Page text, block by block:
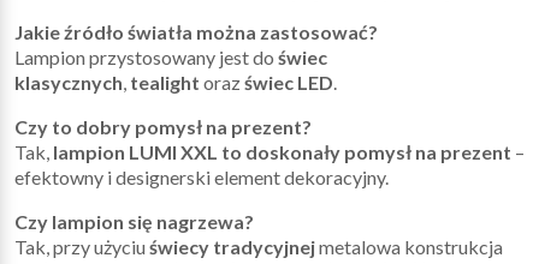
Jakie źródło światła można zastosować?
Lampion przystosowany jest do świec
klasycznych, tealight orazświec LED.
Czy to dobry pomysł na prezent?
Tak, lampion LUMI XXL to doskonały pomysł na prezent –
efektowny i designerski element dekoracyjny.
Czy lampion się nagrzewa?
Tak, przy użyciu świecy tradycyjnejmetalowa konstrukcja